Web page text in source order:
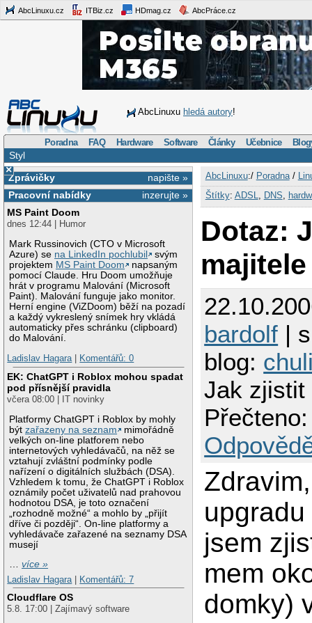
AbcLinuxu.cz ITBiz.cz HDmag.cz AbcPráce.cz
AbcLinuxu hledá autory!
Poradna FAQ Hardware Software Články Učebnice
Styl
×
napište »
Zprávičky
inzerujte »
Pracovní nabídky
MS Paint Doom
dnes 12:44 | Humor
Mark Russinovich (CTO v Microsoft
Azure) se na LinkedIn pochlubil
svým
projektem MS Paint Doom
napsaným
pomocí Claude. Hru Doom umožňuje
hrát v programu Malování (Microsoft
Paint). Malování funguje jako monitor.
Herní engine (ViZDoom) běží na pozadí
a každý vykreslený snímek hry vkládá
automaticky přes schránku (clipboard)
do Malování.
Ladislav Hagara| Komentářů: 0
EK: ChatGPT i Roblox mohou spadat
pod přísnější pravidla
včera 08:00 | IT novinky
Platformy ChatGPT i Roblox by mohly
býtzařazeny na seznam
mimořádně
velkých on-line platforem nebo
internetových vyhledávačů, na něž se
vztahují zvláštní podmínky podle
nařízení o digitálních službách (DSA).
Vzhledem k tomu, že ChatGPT i Roblox
oznámily počet uživatelů nad prahovou
hodnotou DSA, je toto označení
„rozhodně možné“ a mohlo by „přijít
dříve či později“. On-line platformy a
vyhledávače zařazené na seznamy DSA
musejí
…více »
Ladislav Hagara
Komentářů: 7
Cloudflare OS
5.8. 17:00 | Zajímavý software
AbcLinuxu:/ Poradna/
Štítky: ADSL DNS
Dotaz:
bardolf |
blog:
Jak zjistit
jsem
mem
domky)